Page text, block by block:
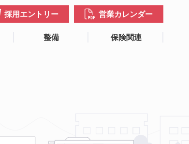
整備 保険関連
採用エントリー 営業カレンダー